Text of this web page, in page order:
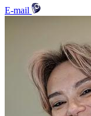
E-mail